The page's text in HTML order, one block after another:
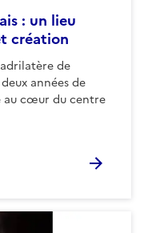
: un lieu
création
de
années de
au cœur du centre